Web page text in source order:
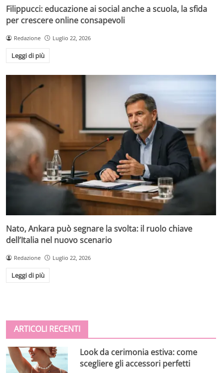
Filippucci: educazione ai social anche a scuola, la sfida
per crescere online consapevoli
Redazione Luglio 22, 2026
Leggi di più
Nato, Ankara può segnare la svolta: il ruolo chiave
dell’Italia nel nuovo scenario
Redazione Luglio 22, 2026
Leggi di più
ARTICOLI RECENTI
Look da cerimonia estiva: come
scegliere gli accessori perfetti